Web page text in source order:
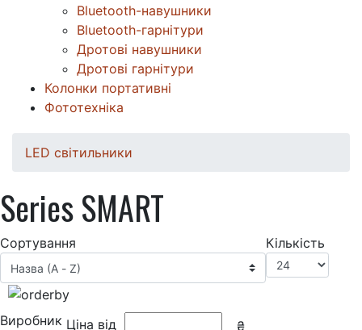
Bluetooth-навушники
Bluetooth-гарнітури
Дротові навушники
Дротові гарнітури
Колонки портативні
Фототехніка
LED світильники
Series SMART
Сортування Кількість
Виробник Ціна від ₴